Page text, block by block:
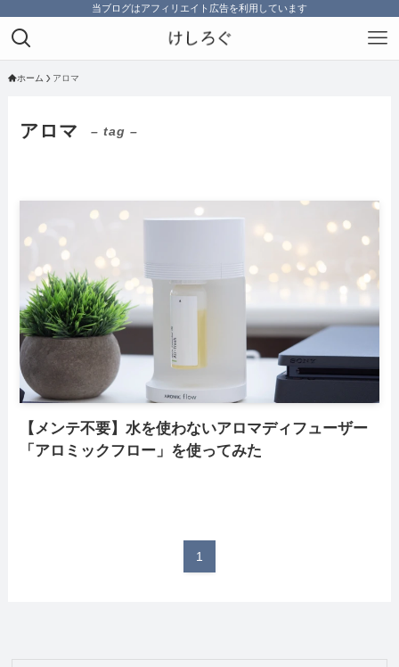
当ブログはアフィリエイト広告を利用しています
ホーム アロマ
アロマ – tag –
【メンテ不要】水を使わないアロマディフューザー
「アロミックフロー」を使ってみた
1